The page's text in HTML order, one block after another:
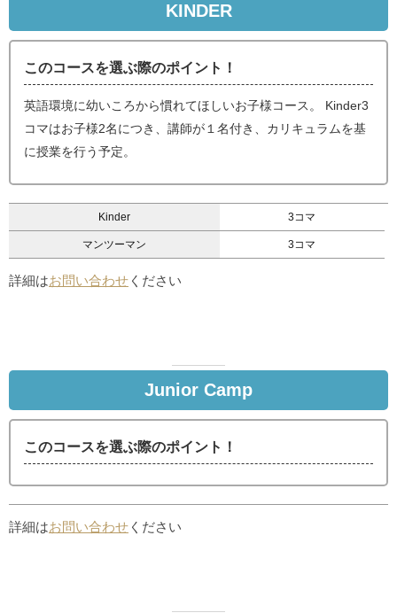
KINDER
このコースを選ぶ際のポイント！
英語環境に幼いころから慣れてほしいお子様コース。 Kinder3
コマはお子様2名につき、講師が１名付き、カリキュラムを基
に授業を行う予定。
Kinder 3コマ
マンツーマン 3コマ
詳細はお問い合わせ ください
Junior Camp
このコースを選ぶ際のポイント！
詳細はお問い合わせ ください